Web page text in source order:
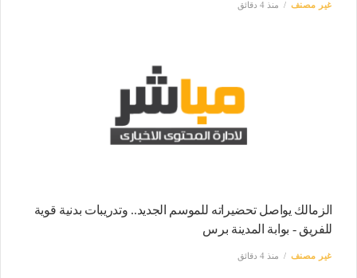
غير مصنف منذ 4 دقائق
الزمالك يواصل تحضيراته للموسم الجديد.. وتدريبات بدنية قوية
للفريق - بوابة المدينة برس
غير مصنف منذ 4 دقائق